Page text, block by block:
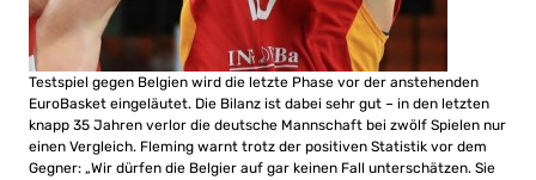
Testspiel gegen Belgien wird die letzte Phase vor der anstehenden
EuroBasket eingeläutet. Die Bilanz ist dabei sehr gut – in den letzten
knapp 35 Jahren verlor die deutsche Mannschaft bei zwölf Spielen nur
einen Vergleich. Fleming warnt trotz der positiven Statistik vor dem
Gegner: „Wir dürfen die Belgier auf gar keinen Fall unterschätzen. Sie